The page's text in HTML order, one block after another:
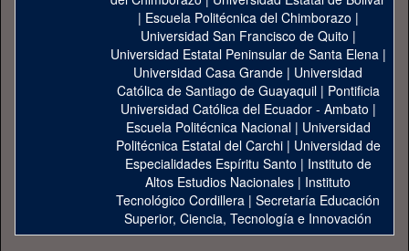
| Escuela Politécnica del Chimborazo |
Universidad San Francisco de Quito |
Universidad Estatal Peninsular de Santa Elena|
Universidad Casa Grande | Universidad
Católica de Santiago de Guayaquil| Pontificia
Universidad Católica del Ecuador - Ambato |
Escuela Politécnica Nacional| Universidad
Politécnica Estatal del Carchi| Universidad de
Especialidades Espíritu Santo | Instituto de
Altos Estudios Nacionales | Instituto
Tecnológico Cordillera | Secretaría Educación
Superior, Ciencia, Tecnología e Innovación